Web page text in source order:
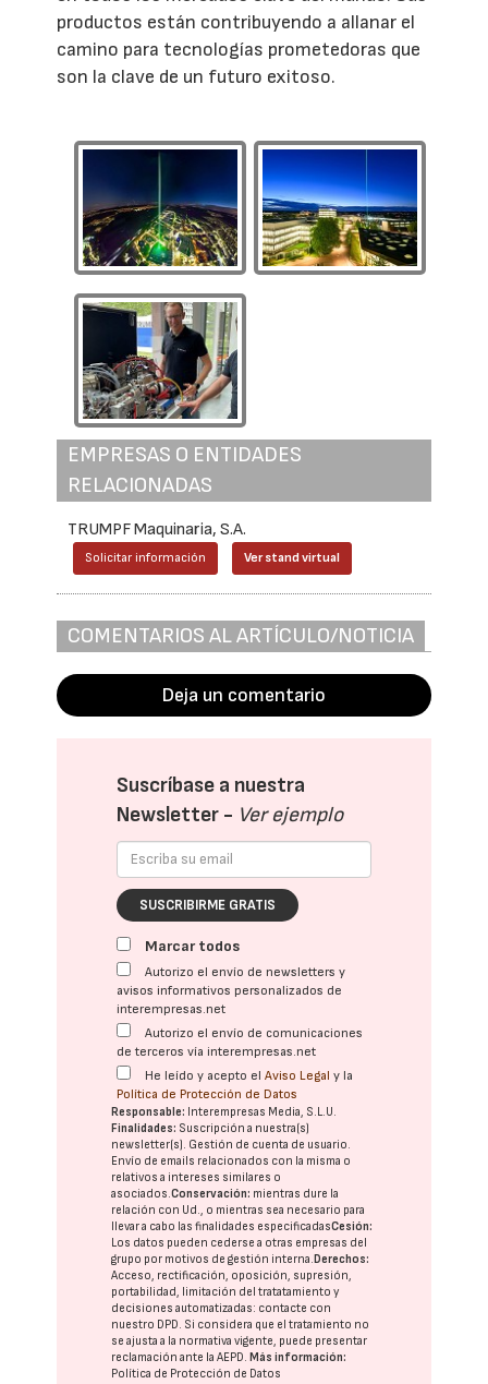
productos están contribuyendo a allanar el
camino para tecnologías prometedoras que
son la clave de un futuro exitoso.
EMPRESAS O ENTIDADES
RELACIONADAS
TRUMPF Maquinaria, S.A.
Solicitar información Ver stand virtual
COMENTARIOS AL ARTÍCULO/NOTICIA
Deja un comentario
Suscríbase a nuestra
Newsletter - Ver ejemplo
SUSCRIBIRME GRATIS
Marcar todos
Autorizo el envío de newsletters y
avisos informativos personalizados de
interempresas.net
Autorizo el envío de comunicaciones
de terceros vía interempresas.net
He leído y acepto elAviso Legal y la
Política de Protección de Datos
Responsable: Interempresas Media, S.L.U.
Finalidades: Suscripción a nuestra(s)
newsletter(s). Gestión de cuenta de usuario.
Envío de emails relacionados con la misma o
relativos a intereses similares o
asociados.Conservación: mientras dure la
relación con Ud., o mientras sea necesario para
llevar a cabo las finalidades especificadasCesión:
Los datos pueden cederse a otras empresas del
grupo por motivos de gestión interna.Derechos:
Acceso, rectificación, oposición, supresión,
portabilidad, limitación del tratatamiento y
decisiones automatizadas: contacte con
nuestro DPD. Si considera que el tratamiento no
se ajusta a la normativa vigente, puede presentar
reclamación ante laAEPD.Más información:
Política de Protección de Datos